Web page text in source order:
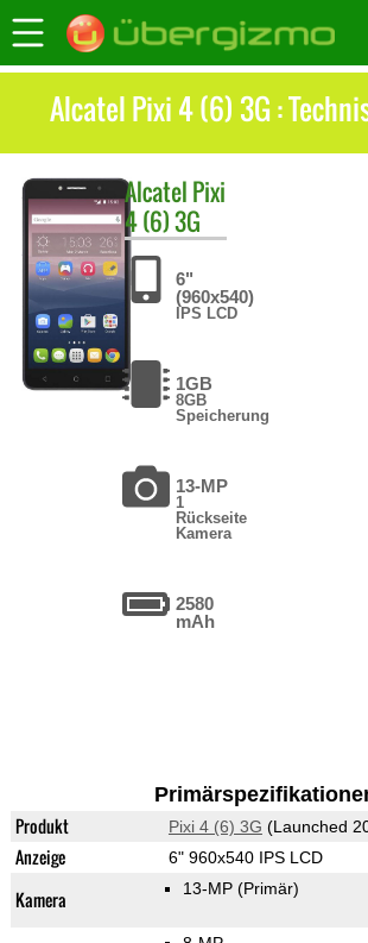
Alcatel Pixi 4 (6) 3G :
Alcatel Pixi
4 (6) 3G
6"
(960x540)
IPS LCD
1GB
8GB
Speicherung
13-MP
1
Rückseite
Kamera
2580
mAh
Produkt Pixi 4 (6) 3G (Launched
Anzeige 6" 960x540 IPS LCD
Kamera 13-MP (Primär)